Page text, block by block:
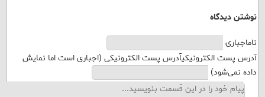
نوشتن دیدگاه
ناماجباری
آدرس پست الکترونیکیآدرس پست الکترونیکی (اجباری است اما نمایش
داده نمی‌شود)